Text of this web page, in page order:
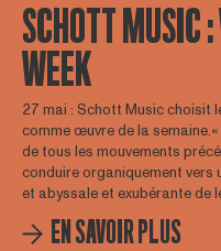
SCHOTT MUSIC
WEEK
27 mai : Schott Music choisit
comme œuvre de la
de tous les mouvements
conduire organiquement
et abyssale et exubérante de
EN SAVOIR PLUS